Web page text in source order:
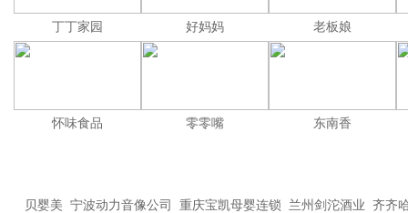
丁丁家园 好妈妈 老板娘
怀味食品 零零嘴 东南香
贝婴美 宁波动力音像公司 重庆宝凯母婴连锁 兰州剑沱酒业 齐齐